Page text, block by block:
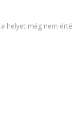
a helyet még nem